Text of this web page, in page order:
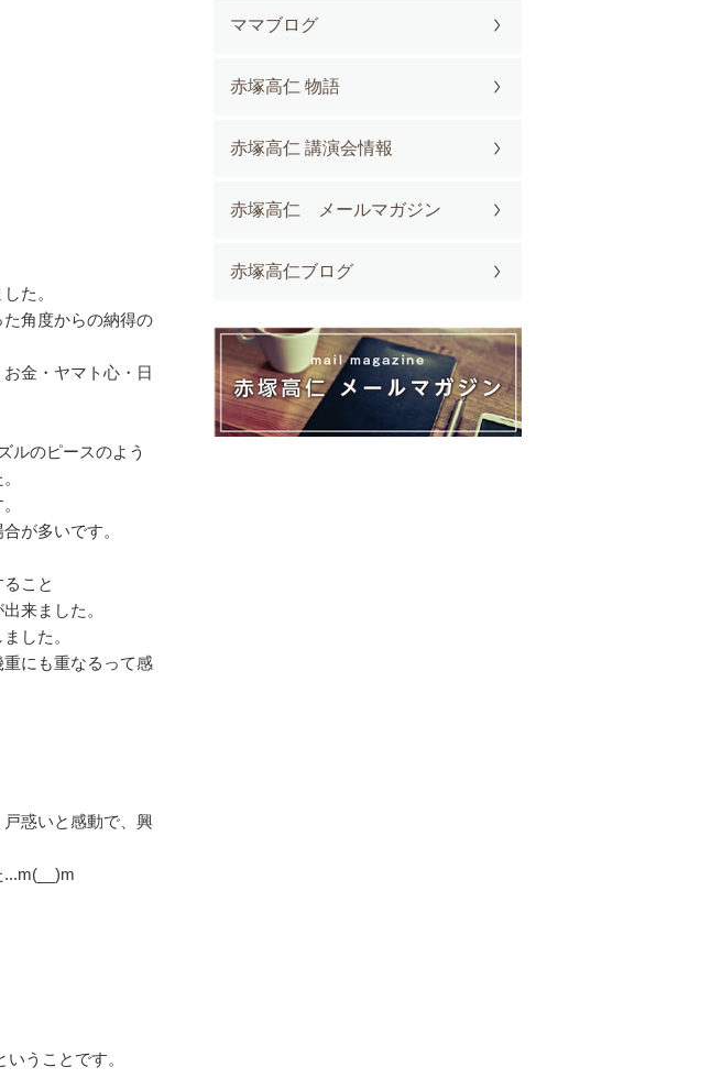
た。
角度からの納得の
金・ヤマト心・日
ルのピースのよう
が多いです。
こと
来ました。
した。
にも重なるって感
惑いと感動で、興
うことです。
ママブログ
赤塚高仁 物語
赤塚高仁 講演会情報
赤塚高仁 メールマガジン
赤塚高仁ブログ